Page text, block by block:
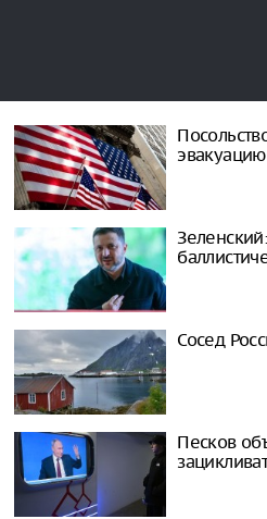
эвакуацию
Сосед
Песков